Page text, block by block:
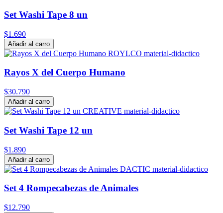
Set Washi Tape 8 un
$1.690
Añadir al carro
Rayos X del Cuerpo Humano
$30.790
Añadir al carro
Set Washi Tape 12 un
$1.890
Añadir al carro
Set 4 Rompecabezas de Animales
$12.790